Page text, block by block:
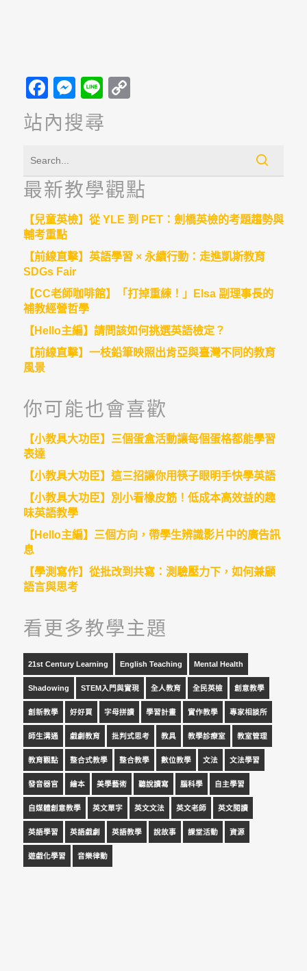
Facebook
Messenger
Line
站內搜尋
最新教學觀點
【兒童英檢】從 YLE 到 PET：劍橋英檢的考題趨勢與
輔考重點
【前線直擊】英語學習 × 永續行動：走進凱斯教育
SDGs Fair
【CC老師咖啡館】「打掉重練！」Elsa 副理事長的
補教經營哲學
【Hello主編】請問該如何挑選英語檢定？
【前線直擊】一枝鉛筆映照出肯亞與臺灣不同的教育
風景
你可能也會喜歡
【小教具大功臣】三個蛋盒活動讓每個蛋格都能學習
表達
【小教具大功臣】這三招讓你用筷子眼明手快學英語
【小教具大功臣】別小看橡皮筋！低成本高效益的趣
味英語教學
【Hello主編】三個方向，帶學生辨識影片中的廣告訊
息
【學測寫作】從批改到共寫：測驗壓力下，如何兼顧
語言與思考
看更多教學主題
21st Century Learning English Teaching Mental Health
Shadowing STEM入門與實現 全人教育 全民英檢 創意教學
創新教學 好好買 字母拼讀 學習計畫 實作教學 專家相談所
師生溝通 戲劇教育 批判式思考 教具 教學診療室 教室管理
教育觀點 整合式教學 整合教學 數位教學 文法 文法學習
發音器官 繪本 美學藝術 聽說讀寫 腦科學 自主學習
自媒體創意教學 英文單字 英文文法 英文老師 英文閱讀
英語學習 英語戲劇 英語教學 說故事 課堂活動 資源
遊戲化學習 音樂律動